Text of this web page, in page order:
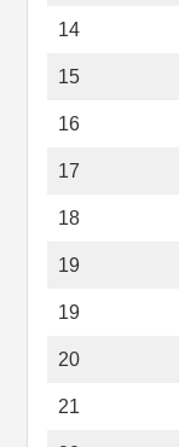
14
15
16
17
18
19
19
20
21